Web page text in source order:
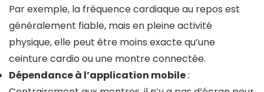
Par exemple, la fréquence cardiaque au repos est
généralement fiable, mais en pleine activité
physique, elle peut être moins exacte qu’une
ceinture cardio ou une montre connectée.
Dépendance à l’application mobile: